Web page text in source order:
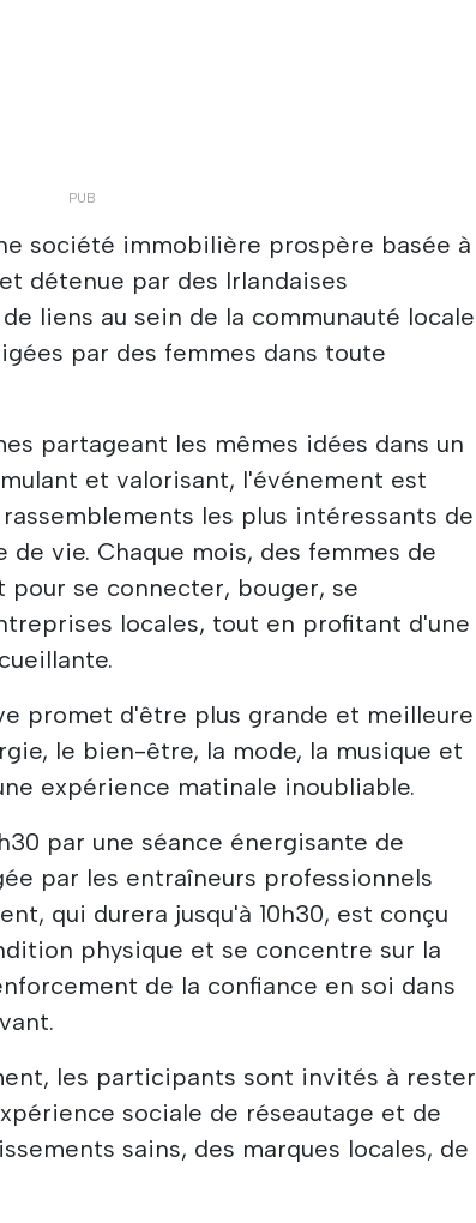
société immobilière prospère basée à
détenue par des Irlandaises
liens au sein de la communauté locale
par des femmes dans toute
partageant les mêmes idées dans un
et valorisant, l'événement est
les plus intéressants de
vie. Chaque mois, des femmes de
se connecter, bouger, se
locales, tout en profitant d'une
promet d'être plus grande et meilleure
le bien-être, la mode, la musique et
expérience matinale inoubliable.
par une séance énergisante de
par les entraîneurs professionnels
qui durera jusqu'à 10h30, est conçu
physique et se concentre sur la
de la confiance en soi dans
les participants sont invités à rester
sociale de réseautage et de
sains, des marques locales, de